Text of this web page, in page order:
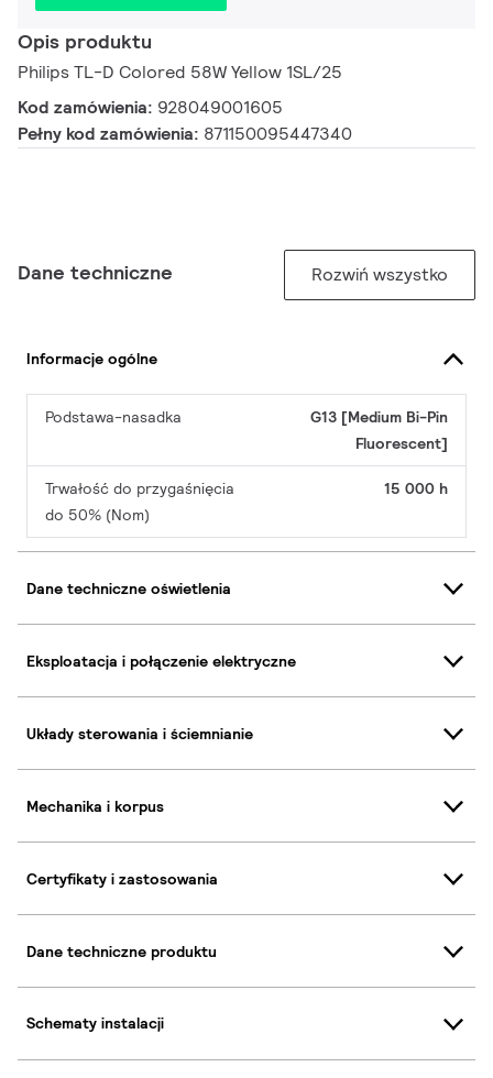
Opis produktu
Philips TL-D Colored 58W Yellow 1SL/25
Kod zamówienia: 928049001605
Pełny kod zamówienia: 871150095447340
Dane techniczne Rozwiń wszystko
Informacje ogólne
Podstawa-nasadka
G13 [Medium Bi-Pin
Fluorescent]
Trwałość do przygaśnięcia
do 50% (Nom)
15 000 h
Dane techniczne oświetlenia
Eksploatacja i połączenie elektryczne
Układy sterowania i ściemnianie
Mechanika i korpus
Certyfikaty i zastosowania
Dane techniczne produktu
Schematy instalacji